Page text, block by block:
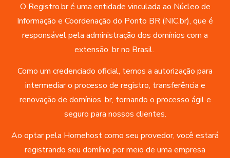
O Registro.br é uma entidade vinculada ao Núcleo de
Informação e Coordenação do Ponto BR (NIC.br), que é
responsável pela administração dos domínios com a
extensão .br no Brasil.
Como um credenciado oficial, temos a autorização para
intermediar o processo de registro, transferência e
renovação de domínios .br, tornando o processo ágil e
seguro para nossos clientes.
Ao optar pela Homehost como seu provedor, você estará
registrando seu domínio por meio de uma empresa